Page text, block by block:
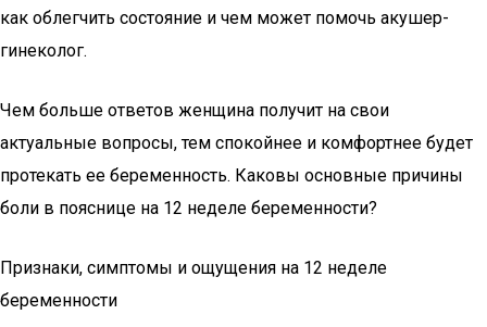
как облегчить состояние и чем может помочь акушер-
гинеколог.
Чем больше ответов женщина получит на свои
актуальные вопросы, тем спокойнее и комфортнее будет
протекать ее беременность. Каковы основные причины
боли в пояснице на 12 неделе беременности?
Признаки, симптомы и ощущения на 12 неделе
беременности